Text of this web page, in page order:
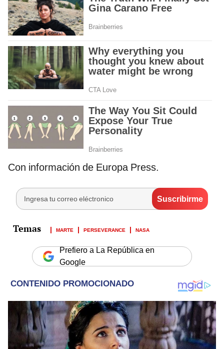
Con información de Europa Press.
MARTE PERSEVERANCE NASA
Prefiero a La República en
Google